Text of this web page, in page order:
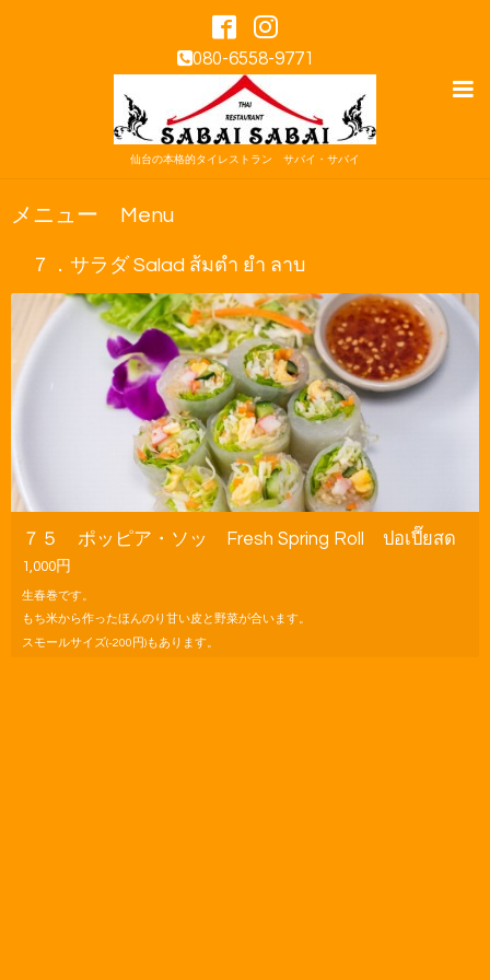
080-6558-9771
仙台の本格的タイレストラン サバイ・サバイ
メニュー Menu
７．サラダ Salad ส้มตำ ยำ ลาบ
７５ ポッピア・ソッ Fresh Spring Roll ปอเปี๊ยสด
1,000円
生春巻です。
もち米から作ったほんのり甘い皮と野菜が合います。
スモールサイズ(-200円)もあります。